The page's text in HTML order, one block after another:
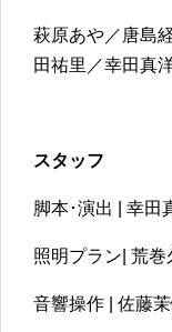
萩原あや／唐島
田祐里／幸田真
スタッフ
脚本･演出 | 幸田
照明プラン| 荒巻
音響操作 | 佐藤